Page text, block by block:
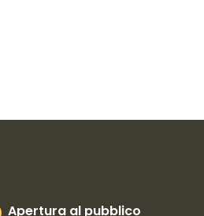
Apertura al pubblico